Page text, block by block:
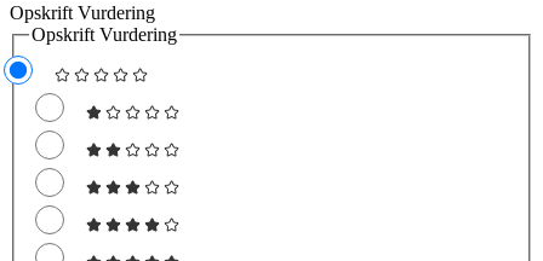
Opskrift Vurdering
Opskrift Vurdering